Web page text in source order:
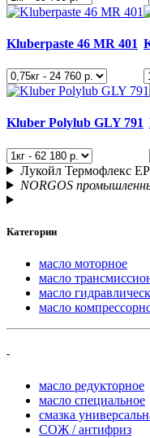
Kluberpaste 46 MR 401
Kluber Polylub GLY 791
Лукойл Термофлекс ЕР
NORGOS
Категории
масло моторное
масло
масло
масло
-
масло редукторное
масло специальное
смазка
СОЖ / антифриз